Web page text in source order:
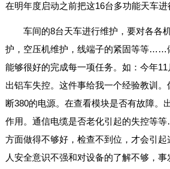
在明年度启动之前把这16台多功能天车
车间的8台天车进行维护，要对各各
护，空压机维护，线端子的紧固等等……
能够很好的完成每一项任务。如：今年
出铝车失控。这件事给我一个经验教训
断380的电源。在查看模块是否有故障。
作用。通信电缆是否老化引起的失控等
方面做得不够好，检查不到位，才会引
人安全意识不强和对设备的了解不够，